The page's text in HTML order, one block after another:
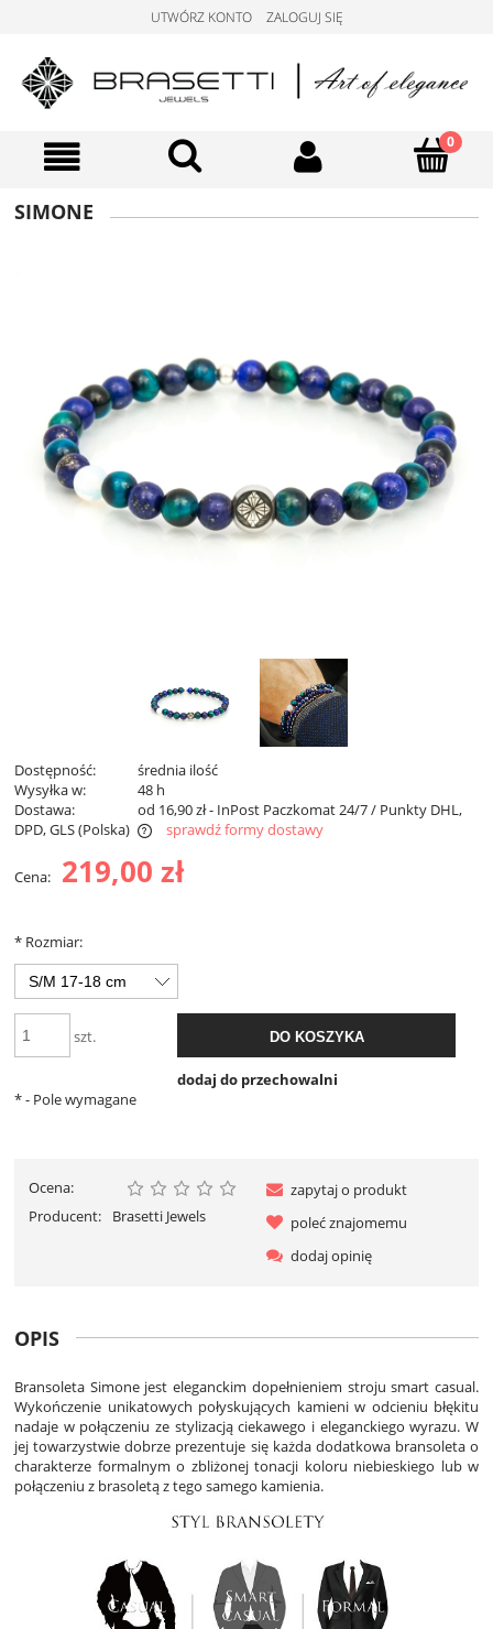
UTWÓRZ KONTO ZALOGUJ SIĘ
SIMONE
Dostępność:
średnia ilość
Wysyłka w:
48 h
Dostawa:
od 16,90 zł- InPost Paczkomat 24/7 / Punkty DHL,
DPD, GLS(Polska)
sprawdź formy dostawy
Cena: 219,00 zł
* Rozmiar:
szt. DO KOSZYKA
dodaj do przechowalni
*- Pole wymagane
Ocena:
Producent:
Brasetti Jewels
zapytaj o produkt
poleć znajomemu
dodaj opinię
OPIS
Bransoleta Simone jest eleganckim dopełnieniem stroju smart casual.
Wykończenie unikatowych połyskujących kamieni w odcieniu błękitu
nadaje w połączeniu ze stylizacją ciekawego i eleganckiego wyrazu. W
jej towarzystwie dobrze prezentuje się każda dodatkowa bransoleta o
charakterze formalnym o zbliżonej tonacji koloru niebieskiego lub w
połączeniu z brasoletą z tego samego kamienia.